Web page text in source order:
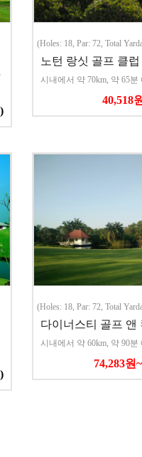
(Holes: 18, Par: 72, Total
노턴 랑싯 골프 클럽
시내에서 약 70km, 약 65분
40,518
(Holes: 18, Par: 72, Total
다이너스티 골프
시내에서 약 60km, 약 90분
74,283원~